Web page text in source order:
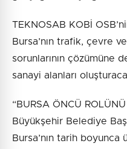
TEKNOSAB KOBİ
Bursa’nın trafik, çevre
sorunlarının çözümüne
sanayi alanları
“BURSA ÖNCÜ
Büyükşehir Belediye
Bursa’nın tarih